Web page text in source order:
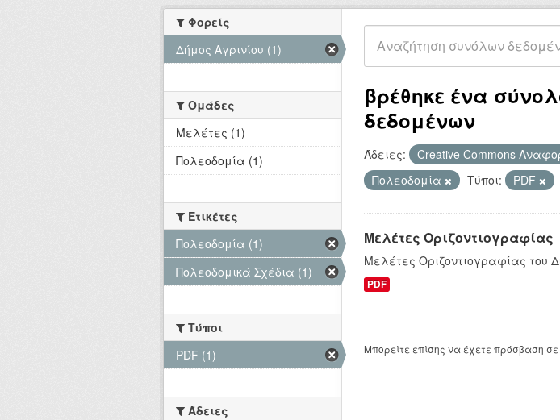
βρέθηκε ένα
δεδομένων
Άδειες: Creative Commons
Πολεοδομία
Τύποι: PDF
Μελέτες Οριζοντιογραφίας
Μελέτες Οριζοντιογραφίας του
PDF
Μπορείτε επίσης να έχετε πρόσβαση
Φορείς
Δήμος Αγρινίου (1)
Ομάδες
Μελέτες (1)
Πολεοδομία (1)
Ετικέτες
Πολεοδομία (1)
Πολεοδομικά Σχέδια (1)
Τύποι
PDF (1)
Άδειες